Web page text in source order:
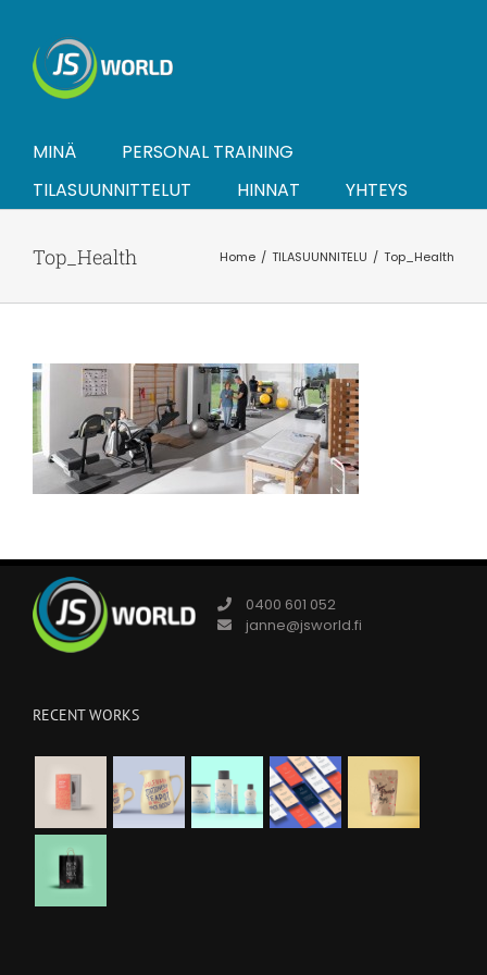
content
MINÄ
PERSONAL TRAINING
TILASUUNNITTELUT
HINNAT YHTEYS
Top_Health Home TILASUUNNITELU Top_Health
0400 601 052
janne@jsworld.fi
RECENT WORKS